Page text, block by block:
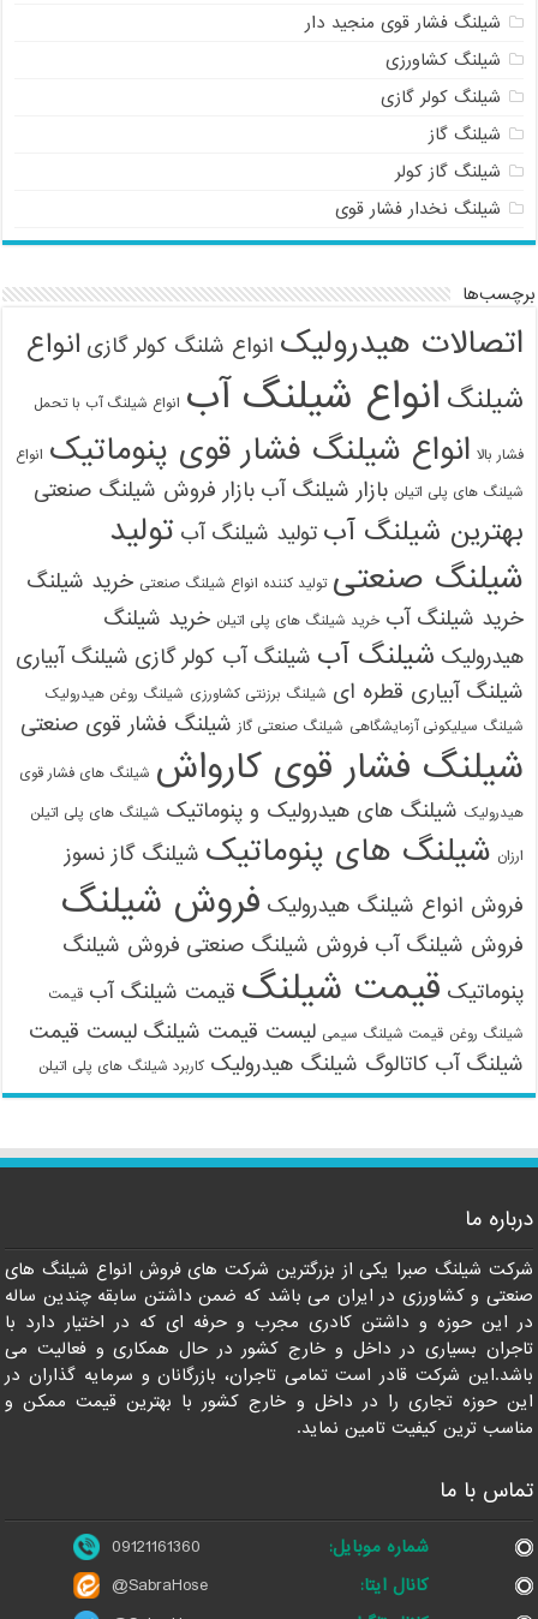
شیلنگ فشار قوی منجید دار
شیلنگ کشاورزی
شیلنگ کولر گازی
شیلنگ گاز
شیلنگ گاز کولر
شیلنگ نخدار فشار قوی
برچسب‌ها
اتصالات هیدرولیک انواع شلنگ کولر گازی انواع
شیلنگ انواع شیلنگ آب انواع شیلنگ آب با تحمل
فشار بالا انواع شیلنگ فشار قوی پنوماتیک انواع
شیلنگ های پلی اتیلن بازار شیلنگ آب بازار فروش شیلنگ صنعتی
بهترین شیلنگ آب تولید شیلنگ آب تولید
شیلنگ صنعتی تولید کننده انواع شیلنگ صنعتی خرید شیلنگ
خرید شیلنگ آب خرید شیلنگ های پلی اتیلن خرید شیلنگ
هیدرولیک شیلنگ آب شیلنگ آب کولر گازی شیلنگ آبیاری
شیلنگ آبیاری قطره ای شیلنگ برزنتی کشاورزی شیلنگ روغن هیدرولیک
شیلنگ سیلیکونی آزمایشگاهی شیلنگ صنعتی گاز شیلنگ فشار قوی صنعتی
شیلنگ فشار قوی کارواش شیلنگ های فشار قوی
هیدرولیک شیلنگ های هیدرولیک و پنوماتیک شیلنگ های پلی اتیلن
ارزان شیلنگ های پنوماتیک شیلنگ گاز نسوز
فروش انواع شیلنگ هیدرولیک فروش شیلنگ
فروش شیلنگ آب فروش شیلنگ صنعتی فروش شیلنگ
پنوماتیک قیمت شیلنگ قیمت شیلنگ آب قیمت
شیلنگ روغن قیمت شیلنگ سیمی لیست قیمت شیلنگ لیست قیمت
شیلنگ آب کاتالوگ شیلنگ هیدرولیک کاربرد شیلنگ های پلی اتیلن
درباره ما
شرکت شیلنگ صبرا یکی از بزرگترین شرکت های فروش انواع شیلنگ های
صنعتی و کشاورزی در ایران می باشد که ضمن داشتن سابقه چندین ساله
در این حوزه و داشتن کادری مجرب و حرفه ای که در اختیار دارد با
تاجران بسیاری در داخل و خارج کشور در حال همکاری و فعالیت می
باشد.این شرکت قادر است تمامی تاجران، بازرگانان و سرمایه گذاران در
این حوزه تجاری را در داخل و خارج کشور با بهترین قیمت ممکن و
مناسب ترین کیفیت تامین نماید.
تماس با ما
شماره موبایل:
09121161360
کانال ایتا:
@SabraHose